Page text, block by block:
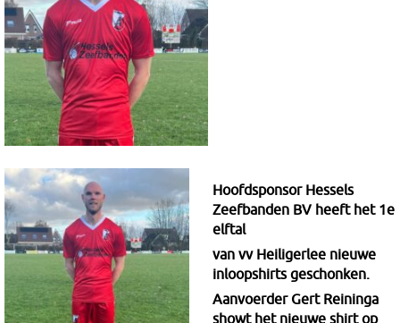
Hoofdsponsor Hessels
Zeefbanden BV heeft het 1e
elftal
van vv Heiligerlee nieuwe
inloopshirts geschonken.
Aanvoerder Gert Reininga
showt het nieuwe shirt op